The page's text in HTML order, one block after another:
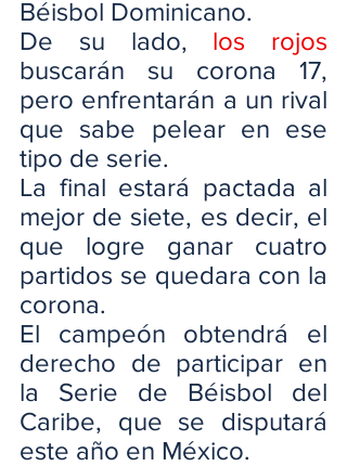
Béisbol Dominicano.
De su lado,
buscarán su corona 17,
pero enfrentarán a un rival
que sabe pelear en ese
tipo de serie.
La final estará pactada al
mejor de siete, es decir, el
que logre ganar cuatro
partidos se quedara con la
corona.
El campeón obtendrá el
derecho de participar en
la Serie de Béisbol del
Caribe, que se disputará
este año en México.